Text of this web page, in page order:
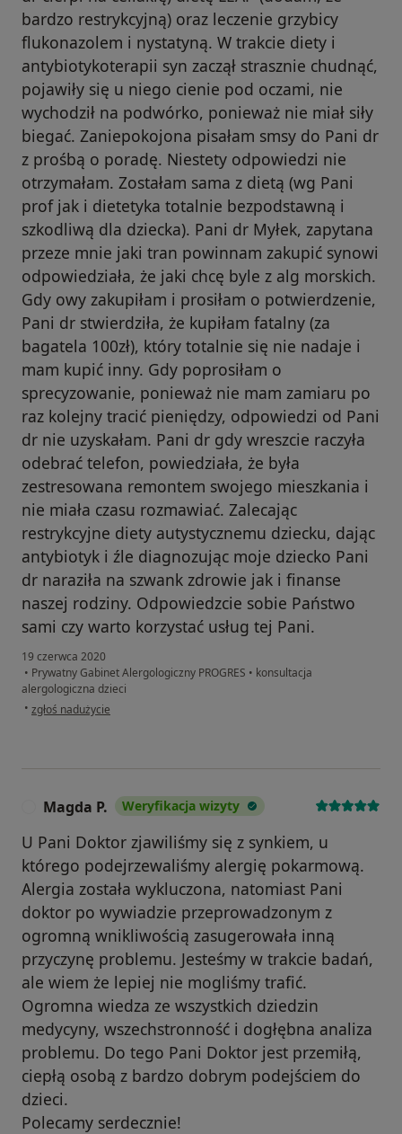
bardzo restrykcyjną) oraz leczenie grzybicy
flukonazolem i nystatyną. W trakcie diety i
antybiotykoterapii syn zaczął strasznie chudnąć,
pojawiły się u niego cienie pod oczami, nie
wychodził na podwórko, ponieważ nie miał siły
biegać. Zaniepokojona pisałam smsy do Pani dr
z prośbą o poradę. Niestety odpowiedzi nie
otrzymałam. Zostałam sama z dietą (wg Pani
prof jak i dietetyka totalnie bezpodstawną i
szkodliwą dla dziecka). Pani dr Myłek, zapytana
przeze mnie jaki tran powinnam zakupić synowi
odpowiedziała, że jaki chcę byle z alg morskich.
Gdy owy zakupiłam i prosiłam o potwierdzenie,
Pani dr stwierdziła, że kupiłam fatalny (za
bagatela 100zł), który totalnie się nie nadaje i
mam kupić inny. Gdy poprosiłam o
sprecyzowanie, ponieważ nie mam zamiaru po
raz kolejny tracić pieniędzy, odpowiedzi od Pani
dr nie uzyskałam. Pani dr gdy wreszcie raczyła
odebrać telefon, powiedziała, że była
zestresowana remontem swojego mieszkania i
nie miała czasu rozmawiać. Zalecając
restrykcyjne diety autystycznemu dziecku, dając
antybiotyk i źle diagnozując moje dziecko Pani
dr naraziła na szwank zdrowie jak i finanse
naszej rodziny. Odpowiedzcie sobie Państwo
sami czy warto korzystać usług tej Pani.
19 czerwca 2020
• Prywatny Gabinet Alergologiczny PROGRES • konsultacja
alergologiczna dzieci
• w opinii użytkownika Renata K
zgłoś nadużycie
Magda P. Weryfikacja wizyty
U Pani Doktor zjawiliśmy się z synkiem, u
którego podejrzewaliśmy alergię pokarmową.
Alergia została wykluczona, natomiast Pani
doktor po wywiadzie przeprowadzonym z
ogromną wnikliwością zasugerowała inną
przyczynę problemu. Jesteśmy w trakcie badań,
ale wiem że lepiej nie mogliśmy trafić.
Ogromna wiedza ze wszystkich dziedzin
medycyny, wszechstronność i dogłębna analiza
problemu. Do tego Pani Doktor jest przemiłą,
ciepłą osobą z bardzo dobrym podejściem do
dzieci.
Polecamy serdecznie!